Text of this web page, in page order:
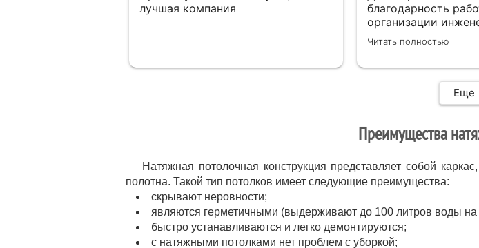
лучшая компания
благодарность
организации
замерщику Кулабухову Николаю,и
мастеру монтажа
подписания
дату ,приехал Илья
сделал свою
собой ,что очень
понравилось
Читать полностью
Еще
Преимущества
Натяжная потолочная конструкция представляет собой
полотна. Такой тип потолков имеет следующие преимущества:
скрывают неровности;
являются герметичными (выдерживают до 100 литров воды на
быстро устанавливаются и легко демонтируются;
с натяжными потолками нет проблем с уборкой;